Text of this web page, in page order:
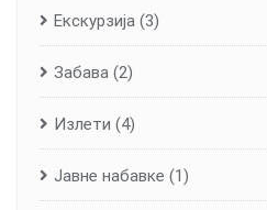
Екскурзија (3)
Забава (2)
Излети (4)
Јавне набавке (1)